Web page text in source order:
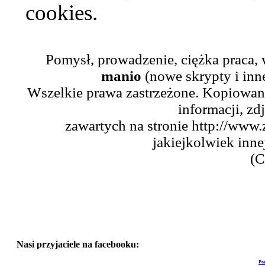
cookies.
Pomysł, prowadzenie, ciężka
manio (nowe skrypty i
Wszelkie prawa zastrzeżone.
informacji,
zawartych na stronie http://
jakiejkolwiek
Nasi przyjaciele na facebooku: